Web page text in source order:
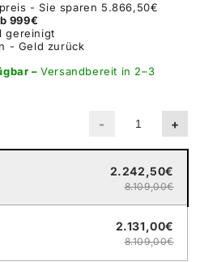
- Sie sparen 5.866,50€
999€
gereinigt
- Geld zurück
–Versandbereit in 2–3
- +
2.242,50€
8.109,00€
2.131,00€
8.109,00€